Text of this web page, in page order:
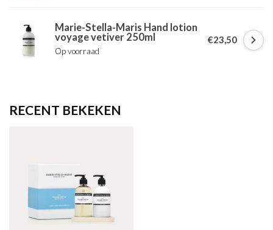
Marie-Stella-Maris Hand lotion
voyage vetiver 250ml
Op voorraad
€23,50
RECENT BEKEKEN